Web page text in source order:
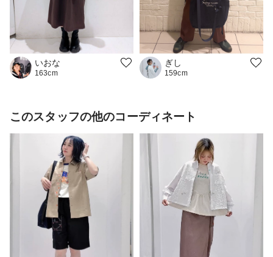
いおな
163cm
ぎし
159cm
このスタッフの他のコーディネート